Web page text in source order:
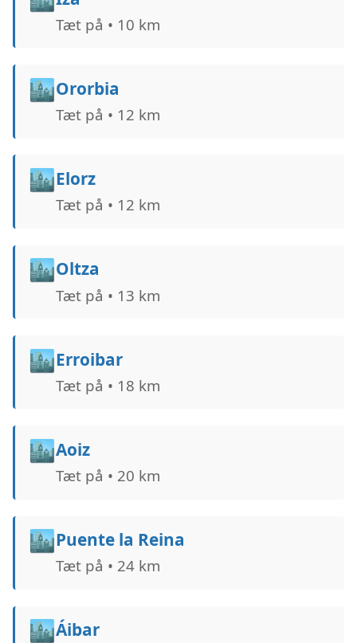
Tæt på • 10 km
🏙️Ororbia
Tæt på • 12 km
🏙️Elorz
Tæt på • 12 km
🏙️Oltza
Tæt på • 13 km
🏙️Erroibar
Tæt på • 18 km
🏙️Aoiz
Tæt på • 20 km
🏙️Puente la Reina
Tæt på • 24 km
🏙️Áibar